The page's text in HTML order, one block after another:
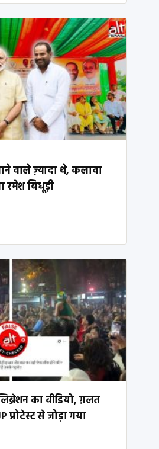
वाले ज़्यादा थे, कलावा
रमेश बिधूड़ी
का वीडियो, ग़लत
प्रोटेस्ट से जोड़ा गया